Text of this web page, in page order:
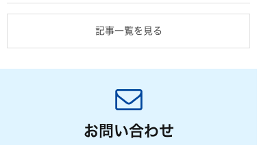
記事一覧を見る
お問い合わせ